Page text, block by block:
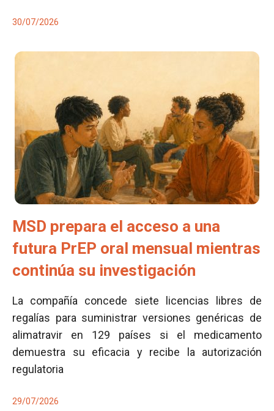
30/07/2026
MSD prepara el acceso a una
futura PrEP oral mensual mientras
continúa su investigación
La compañía concede siete licencias libres de
regalías para suministrar versiones genéricas de
alimatravir en 129 países si el medicamento
demuestra su eficacia y recibe la autorización
regulatoria
29/07/2026